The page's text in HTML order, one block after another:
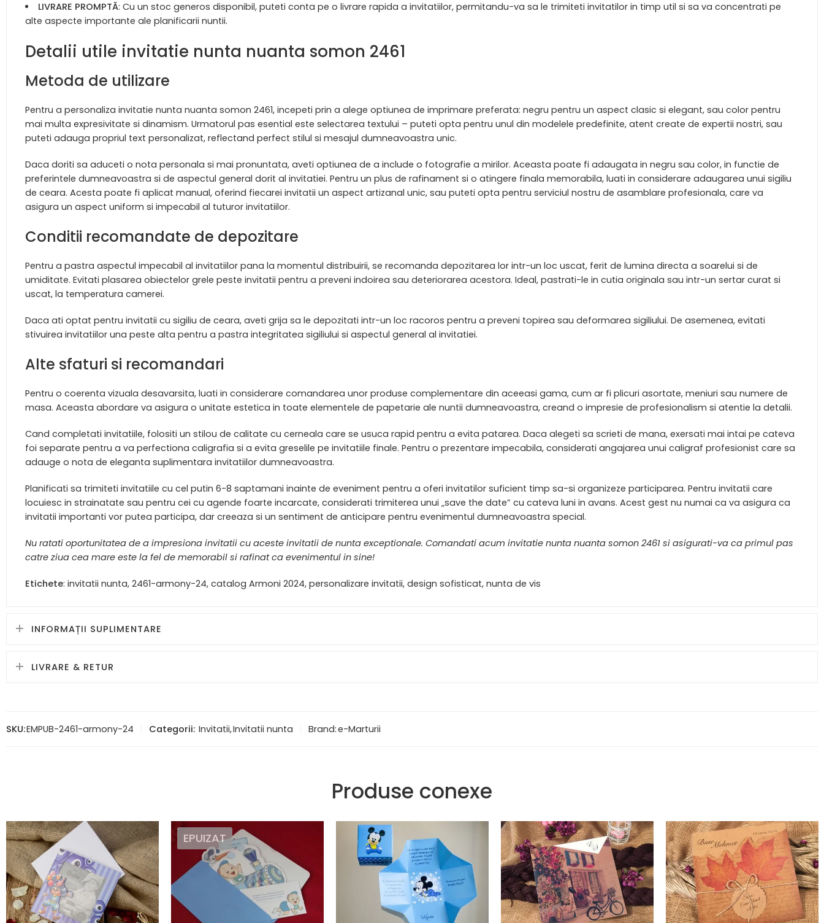
LIVRARE PROMPTĂ: Cu un stoc generos disponibil, puteti conta pe o livrare rapida a invitatiilor, permitandu-va sa le trimiteti invitatilor in timp util si sa va concentrati pe
alte aspecte importante ale planificarii nuntii.
Detalii utile invitatie nunta nuanta somon 2461
Metoda de utilizare
Pentru a personaliza invitatie nunta nuanta somon 2461, incepeti prin a alege optiunea de imprimare preferata: negru pentru un aspect clasic si elegant, sau color pentru
mai multa expresivitate si dinamism. Urmatorul pas esential este selectarea textului – puteti opta pentru unul din modelele predefinite, atent create de expertii nostri, sau
puteti adauga propriul text personalizat, reflectand perfect stilul si mesajul dumneavoastra unic.
Daca doriti sa aduceti o nota personala si mai pronuntata, aveti optiunea de a include o fotografie a mirilor. Aceasta poate fi adaugata in negru sau color, in functie de
preferintele dumneavoastra si de aspectul general dorit al invitatiei. Pentru un plus de rafinament si o atingere finala memorabila, luati in considerare adaugarea unui sigiliu
de ceara. Acesta poate fi aplicat manual, oferind fiecarei invitatii un aspect artizanal unic, sau puteti opta pentru serviciul nostru de asamblare profesionala, care va
asigura un aspect uniform si impecabil al tuturor invitatiilor.
Conditii recomandate de depozitare
Pentru a pastra aspectul impecabil al invitatiilor pana la momentul distribuirii, se recomanda depozitarea lor intr-un loc uscat, ferit de lumina directa a soarelui si de
umiditate. Evitati plasarea obiectelor grele peste invitatii pentru a preveni indoirea sau deteriorarea acestora. Ideal, pastrati-le in cutia originala sau intr-un sertar curat si
uscat, la temperatura camerei.
Daca ati optat pentru invitatii cu sigiliu de ceara, aveti grija sa le depozitati intr-un loc racoros pentru a preveni topirea sau deformarea sigiliului. De asemenea, evitati
stivuirea invitatiilor una peste alta pentru a pastra integritatea sigiliului si aspectul general al invitatiei.
Alte sfaturi si recomandari
Pentru o coerenta vizuala desavarsita, luati in considerare comandarea unor produse complementare din aceeasi gama, cum ar fi plicuri asortate, meniuri sau numere de
masa. Aceasta abordare va asigura o unitate estetica in toate elementele de papetarie ale nuntii dumneavoastra, creand o impresie de profesionalism si atentie la detalii.
Cand completati invitatiile, folositi un stilou de calitate cu cerneala care se usuca rapid pentru a evita patarea. Daca alegeti sa scrieti de mana, exersati mai intai pe cateva
foi separate pentru a va perfectiona caligrafia si a evita greselile pe invitatiile finale. Pentru o prezentare impecabila, considerati angajarea unui caligraf profesionist care sa
adauge o nota de eleganta suplimentara invitatiilor dumneavoastra.
Planificati sa trimiteti invitatiile cu cel putin 6-8 saptamani inainte de eveniment pentru a oferi invitatilor suficient timp sa-si organizeze participarea. Pentru invitatii care
locuiesc in strainatate sau pentru cei cu agende foarte incarcate, considerati trimiterea unui „save the date” cu cateva luni in avans. Acest gest nu numai ca va asigura ca
invitatii importanti vor putea participa, dar creeaza si un sentiment de anticipare pentru evenimentul dumneavoastra special.
Nu ratati oportunitatea de a impresiona invitatii cu aceste invitatii de nunta exceptionale. Comandati acum invitatie nunta nuanta somon 2461 si asigurati-va ca primul pas
catre ziua cea mare este la fel de memorabil si rafinat ca evenimentul in sine!
Etichete: invitatii nunta, 2461-armony-24, catalog Armoni 2024, personalizare invitatii, design sofisticat, nunta de vis
INFORMAȚII SUPLIMENTARE
LIVRARE & RETUR
SKU:EMPUB-2461-armony-24 Categorii: Invitatii,Invitatii nunta Brand:e-Marturii
Produse conexe
EPUIZAT